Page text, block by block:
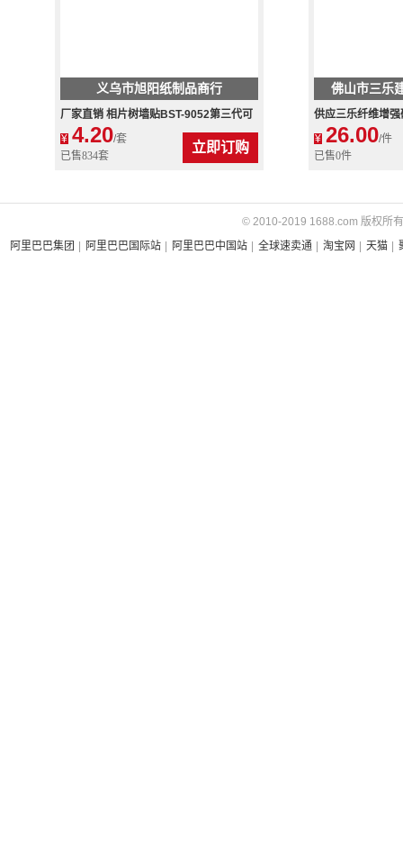
义乌市旭阳纸制品商行
厂家直销 相片树墙贴BST-9052第三代可
移除pvc墙贴
¥ 4.20/套
已售834套
立即订购
佛山市三乐
供应三乐纤维增
厂家直销
¥ 26.00/件
已售0件
© 2010-2019 1688.com 版权所有
阿里巴巴集团
阿里巴巴国际站 阿里巴巴中国站 全球速卖通 淘宝网 天猫